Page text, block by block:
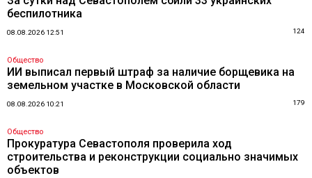
беспилотника
08.08.2026 12:51 124
Общество
ИИ выписал первый штраф за наличие борщевика на
земельном участке в Московской области
08.08.2026 10:21 179
Общество
Прокуратура Севастополя проверила ход
строительства и реконструкции социально значимых
объектов